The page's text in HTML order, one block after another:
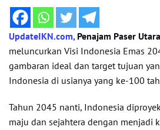
UpdateIKN.com,Penajam Paser
meluncurkan Visi Indonesia Emas
gambaran ideal dan target tujuan
Indonesia di usianya yang ke-100
Tahun 2045 nanti, Indonesia
maju dan sejahtera dengan menjadi